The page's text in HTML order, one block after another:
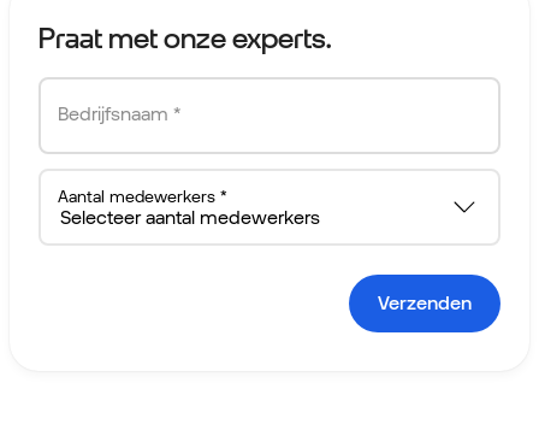
Praat met onze experts.
Bedrijfsnaam *
Aantal medewerkers *
Verzenden